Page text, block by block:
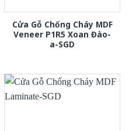
Cửa Gỗ Chống Cháy MDF
Veneer P1R5 Xoan Đào-
a-SGD